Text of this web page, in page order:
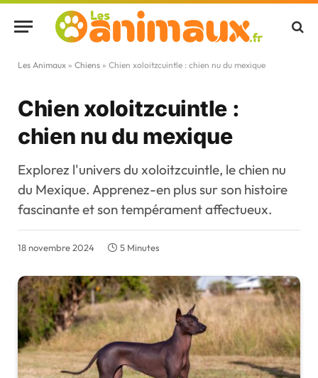
Les Animaux » Chiens » Chien xoloitzcuintle : chien nu du mexique
Chien xoloitzcuintle :
chien nu du mexique
Explorez l'univers du xoloitzcuintle, le chien nu
du Mexique. Apprenez-en plus sur son histoire
fascinante et son tempérament affectueux.
18 novembre 2024 5 Minutes